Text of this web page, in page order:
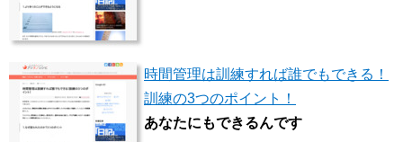
時間管理は訓練すれば誰でもできる！
訓練の3つのポイント！
あなたにもできるんです